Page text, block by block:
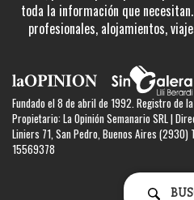
toda la información que
profesionales, alojamientos,
Fundado el 8 de abril de 1992. Registro de
Propietario: La Opinión Semanario SRL |
Liniers 71, San Pedro, Buenos Aires
15569378